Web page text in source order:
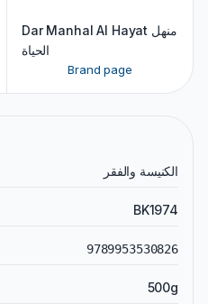
Dar Manhal Al Hayat منهل
الحياة
Brand page
الكنيسة والفقر
BK1974
9789953530826
500g